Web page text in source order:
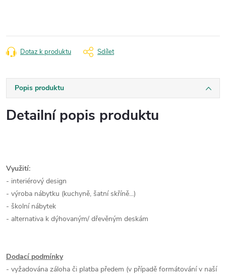
Dotaz k produktu Sdílet
Popis produktu
Detailní popis produktu
Využití:
- interiérový design
- výroba nábytku (kuchyně, šatní skříně...)
- školní nábytek
- alternativa k dýhovaným/ dřevěným deskám
Dodací podmínky
- vyžadována záloha či platba předem (v případě formátování v naší